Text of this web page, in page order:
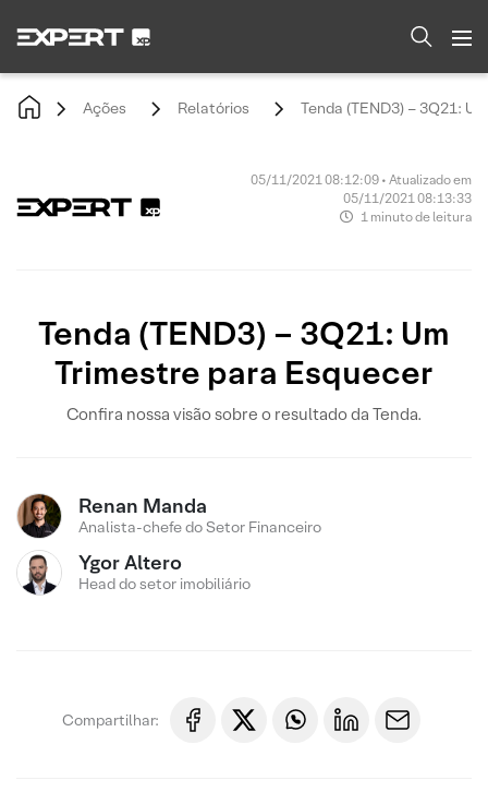
Ações Relatórios Tenda (TEND3) – 3Q21:
05/11/2021 08:12:09 • Atualizado em
05/11/2021 08:13:33
1 minuto de leitura
Tenda (TEND3) – 3Q21: Um
Trimestre para Esquecer
Confira nossa visão sobre o resultado da Tenda.
Renan Manda
Analista-chefe do Setor Financeiro
Ygor Altero
Head do setor imobiliário
Compartilhar: